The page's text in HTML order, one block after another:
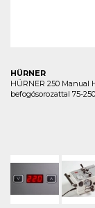
HÜRNER
HÜRNER 250 Manual
befogósorozattal 75-250